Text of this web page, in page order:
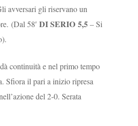
avversari gli riservano un
(Dal 58′ DI SERIO 5,5– Si
continuità e nel primo tempo
Sfiora il pari a inizio ripresa
del 2-0. Serata